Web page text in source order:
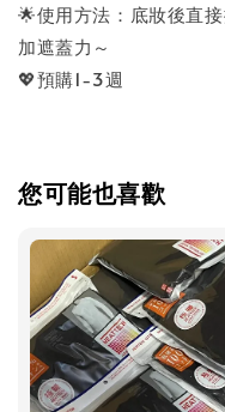
🌟使用方法：底妝後直
加遮蓋力～
💖預購1-3週
您可能也喜歡